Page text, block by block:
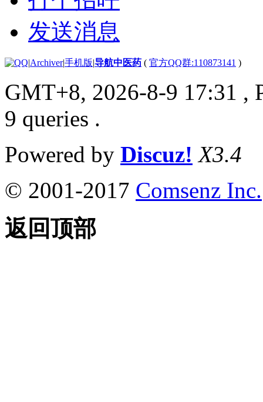
发送消息
|Archiver|手机版|导航中医药 ( 官方QQ群:110873141 )
GMT+8, 2026-8-9 17:31 ,
9 queries .
Powered by Discuz! X3.4
© 2001-2017 Comsenz Inc.
返回顶部